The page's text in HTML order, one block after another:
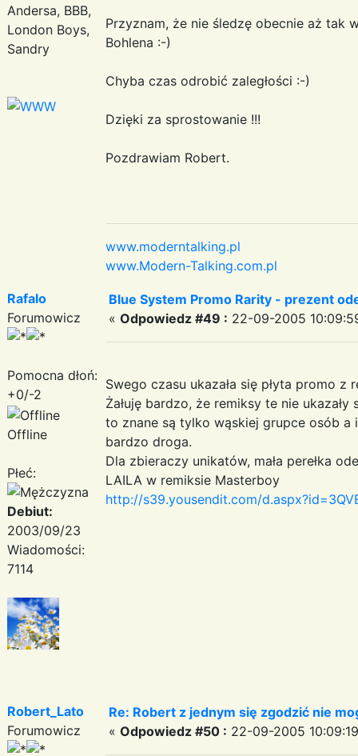
Andersa, BBB,
London Boys,
Sandry
Przyznam, że nie śledzę obecnie aż tak
Bohlena :-)
Chyba czas odrobić zaległości :-)
Dzięki za sprostowanie !!!
Pozdrawiam Robert.
www.moderntalking.pl
www.Modern-Talking.com.pl
Rafalo
Forumowicz
Pomocna dłoń:
+0/-2
Offline
Płeć:
Debiut:
2003/09/23
Wiadomości:
7114
Blue System Promo Rarity - prezent
« Odpowiedz #49 : 22-09-2005
Swego czasu ukazała się płyta promo z
Żałuję bardzo, że remiksy te nie
to znane są tylko wąskiej grupce osób a
bardzo droga.
Dla zbieraczy unikatów, mała perełka
LAILA w remiksie Masterboy
http://s39.yousendit.com/
Robert_Lato
Forumowicz
Re: Robert z jednym się zgodzić nie
« Odpowiedz #50 : 22-09-2005